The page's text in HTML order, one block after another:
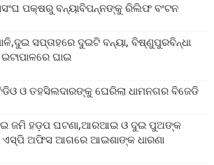
ପକ୍ଷରୁ ବନ୍ୟାବିପନ୍ନଙ୍କୁ ରିଲିଫ ବଂଟନ
ସପ୍ତାହରେ ଦୁଇଟି ବନ୍ୟା, ବିଷ୍ଣୁପୁରବିନ୍ଧା
ଘାଇ
ଓ ତହସିଲଦାରଙ୍କୁ ଘେରିଲା ଧାମନଗର ବିଜେଡି
ଜମି ହଡ଼ପ ଘଟଣା,ଆରଆଇ ଓ ଦୁଇ ପୁଅଙ୍କ
ଅଫିସ ଆଗରେ ଆଇଶାଙ୍କ ଧାରଣା